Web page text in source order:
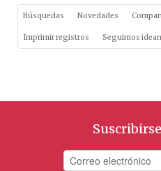
Búsquedas Novedades
Imprimir registros Seguimos